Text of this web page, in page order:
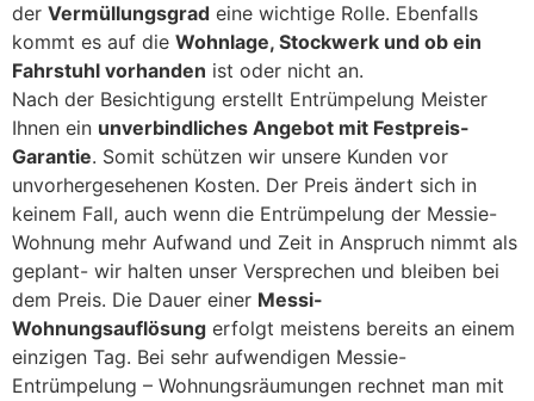
der Vermüllungsgrad eine wichtige Rolle. Ebenfalls
kommt es auf die Wohnlage, Stockwerk und ob ein
Fahrstuhl vorhanden ist oder nicht an.
Nach der Besichtigung erstellt Entrümpelung Meister
Ihnen ein unverbindliches Angebot mit Festpreis-
Garantie. Somit schützen wir unsere Kunden vor
unvorhergesehenen Kosten. Der Preis ändert sich in
keinem Fall, auch wenn die Entrümpelung der Messie-
Wohnung mehr Aufwand und Zeit in Anspruch nimmt als
geplant- wir halten unser Versprechen und bleiben bei
dem Preis. Die Dauer einer Messi-
Wohnungsauflösung erfolgt meistens bereits an einem
einzigen Tag. Bei sehr aufwendigen Messie-
Entrümpelung – Wohnungsräumungen rechnet man mit